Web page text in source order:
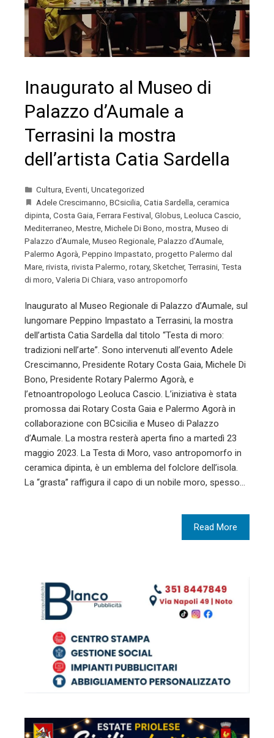
Inaugurato al Museo di
Palazzo d’Aumale a
Terrasini la mostra
dell’artista Catia Sardella
Cultura, Eventi, Uncategorized
Adele Crescimanno, BCsicilia, Catia Sardella, ceramica
dipinta, Costa Gaia, Ferrara Festival, Globus, Leoluca Cascio,
Mediterraneo, Mestre, Michele Di Bono, mostra, Museo di
Palazzo d’Aumale, Museo Regionale, Palazzo d’Aumale,
Palermo Agorà, Peppino Impastato, progetto Palermo dal
Mare, rivista, rivista Palermo, rotary, Sketcher, Terrasini, Testa
di moro, Valeria Di Chiara, vaso antropomorfo
Inaugurato al Museo Regionale di Palazzo d’Aumale, sul
lungomare Peppino Impastato a Terrasini, la mostra
dell’artista Catia Sardella dal titolo “Testa di moro:
tradizioni nell’arte”. Sono intervenuti all’evento Adele
Crescimanno, Presidente Rotary Costa Gaia, Michele Di
Bono, Presidente Rotary Palermo Agorà, e
l’etnoantropologo Leoluca Cascio. L’iniziativa è stata
promossa dai Rotary Costa Gaia e Palermo Agorà in
collaborazione con BCsicilia e Museo di Palazzo
d’Aumale. La mostra resterà aperta fino a martedì 23
maggio 2023. La Testa di Moro, vaso antropomorfo in
ceramica dipinta, è un emblema del folclore dell’isola.
La “grasta” raffigura il capo di un nobile moro, spesso…
Read More